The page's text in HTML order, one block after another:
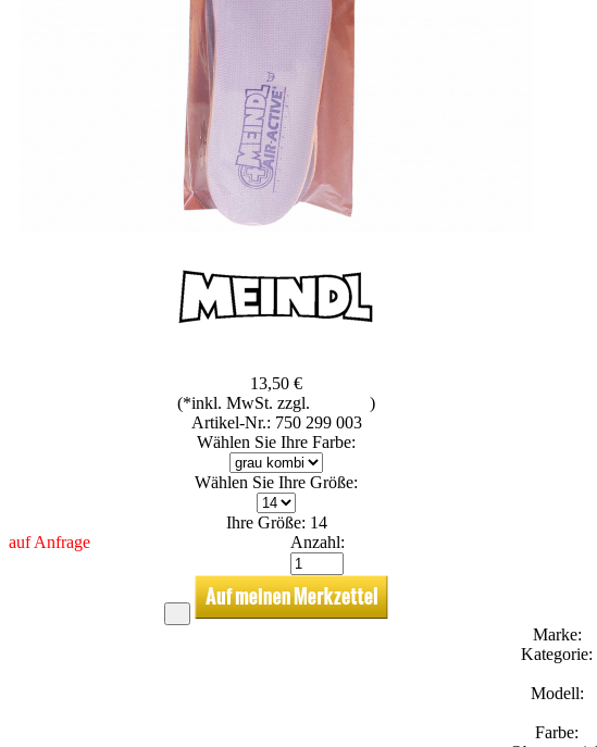
13,50 €
(*inkl. MwSt. zzgl.
)
Artikel-Nr.: 750 299 003
Wählen Sie Ihre Farbe:
Wählen Sie Ihre Größe:
Ihre Größe: 14
auf Anfrage
Anzahl:
Marke:
Kategorie:
Modell:
Farbe: